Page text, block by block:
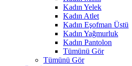
Kadın Yelek
Kadın Atlet
Kadın Eşofman Üstü
Kadın Yağmurluk
Kadın Pantolon
Tümünü Gör
Tümünü Gör